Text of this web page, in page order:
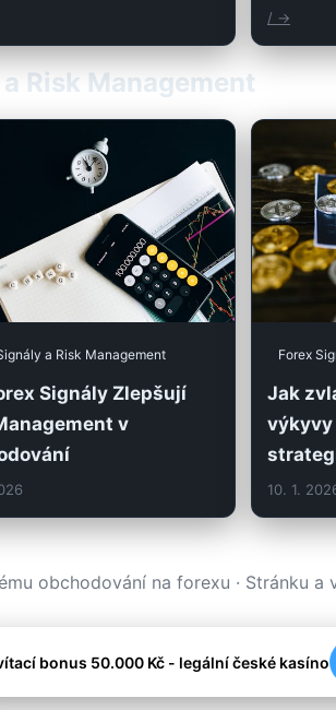
/ →
Risk Management
a Risk Management
Signály Zlepšují
v
Forex
Jak
výkyvy
10. 1.
obchodování na forexu · Stránku a
bonus 50.000 Kč - legální české kasíno